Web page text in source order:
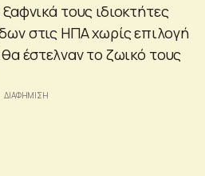
τους ιδιοκτήτες
στις ΗΠΑ χωρίς επιλογή
έστελναν το ζωικό τους